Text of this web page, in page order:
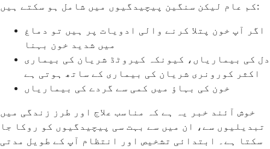
کم عام لیکن سنگین پیچیدگیوں میں شامل ہو سکتے ہیں:
اگر آپ خون پتلا کرنے والی ادویات پر ہیں تو دماغ
میں شدید خون بہنا
دل کی بیماریاں، کیونکہ کیروٹڈ شریان کی بیماری
اکثر کورونری شریان کی بیماری کے ساتھ ہوتی ہے
خون کی بہاؤ میں کمی سے گردے کی بیماریاں
خوش آئند خبر یہ ہے کہ مناسب علاج اور طرز زندگی میں
تبدیلیوں سے، ان میں سے بہت سی پیچیدگیوں کو روکا جا
سکتا ہے۔ ابتدائی تشخیص اور انتظام آپ کے طویل مدتی